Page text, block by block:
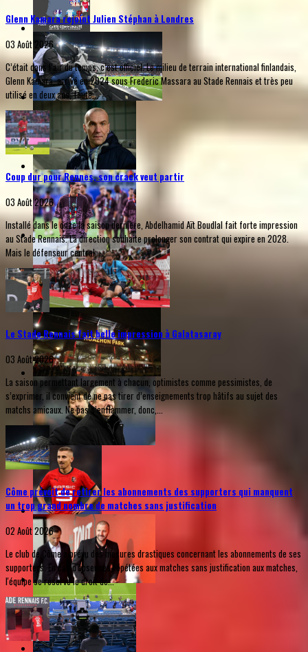
Glenn Kamara rejoint Julien Stéphan à Londres
03 Août 2026
C’était dans l’air du temps, c’est officiel. Le milieu de terrain international finlandais,
Glenn Kamara, arrivé en 2024 sous Frederic Massara au Stade Rennais et très peu
utilisé en deux ans, faute...
Coup dur pour Rennes, son crack veut partir
03 Août 2026
Installé dans le onze la saison dernière, Abdelhamid Aït Boudlal fait forte impression
au Stade Rennais. La direction souhaite prolonger son contrat qui expire en 2028.
Mais le défenseur central...
Le Stade Rennais fait belle impression à Galatasaray
03 Août 2026
La saison permettant largement à chacun, optimistes comme pessimistes, de
s’exprimer, il convient de ne pas tirer d’enseignements trop hâtifs au sujet des
matchs amicaux. Ne pas s’enflammer, donc,...
Côme prévoit de retirer les abonnements des supporters qui manquent
un trop grand nombre de matches sans justification
02 Août 2026
Le club de Côme a prévu des mesures drastiques concernant les abonnements de ses
supporters. En cas d'absences répétées aux matches sans justification aux matches,
l'équipe se réserve le droit de...